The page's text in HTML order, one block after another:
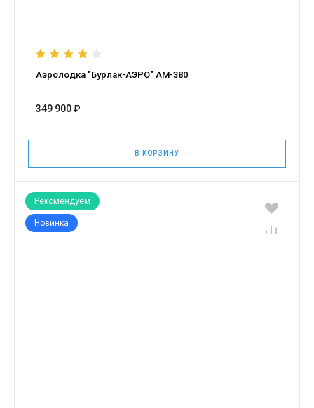
Аэролодка "Бурлак-АЭРО" АМ-380
349 900 ₽
В КОРЗИНУ
Рекомендуем
Новинка